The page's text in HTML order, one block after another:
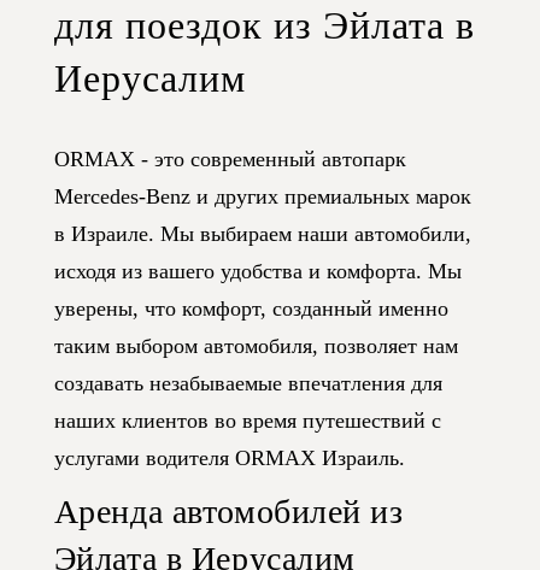
для поездок из Эйлата в
Иерусалим
ORMAX - это современный автопарк
Mercedes-Benz и других премиальных марок
в Израиле. Мы выбираем наши автомобили,
исходя из вашего удобства и комфорта. Мы
уверены, что комфорт, созданный именно
таким выбором автомобиля, позволяет нам
создавать незабываемые впечатления для
наших клиентов во время путешествий с
услугами водителя ORMAX Израиль.
Аренда автомобилей из
Эйлата в Иерусалим